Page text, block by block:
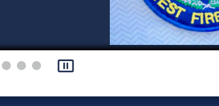
pause_presentation